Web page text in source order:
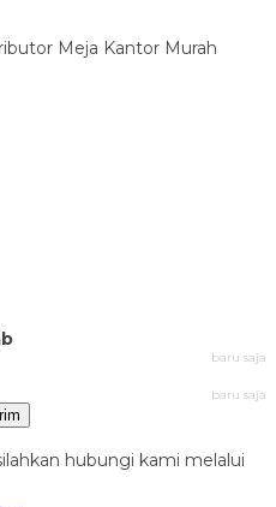
Meja Kantor Murah
baru saja
baru saja
hubungi kami melalui